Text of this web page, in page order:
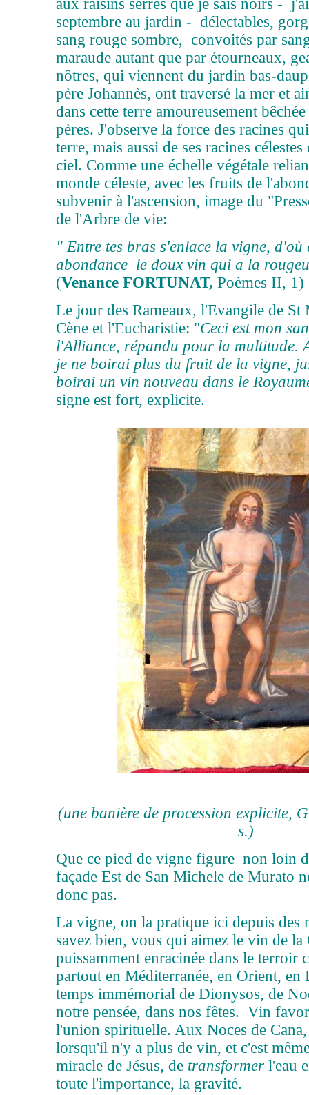
aux raisins serrés que je sais noirs -
septembre au jardin - délectables,
sang rouge sombre, convoités par
maraude autant que par étourneaux,
nôtres, qui viennent du jardin bas-
père Johannès, ont traversé la mer et
dans cette terre amoureusement
pères. J'observe la force des racines
terre, mais aussi de ses racines
ciel. Comme une échelle végétale
monde céleste, avec les fruits de
subvenir à l'ascension, image du
de l'Arbre de vie:
" Entre tes bras s'enlace la vigne,
abondance le doux vin qui a la
(Venance FORTUNAT, Poèmes II, 1)
Le jour des Rameaux, l'Evangile de St
Cène et l'Eucharistie: "Ceci est mon
l'Alliance, répandu pour la multitude.
je ne boirai plus du fruit de la vigne,
boirai un vin nouveau dans le
signe est fort, explicite.
(une banière de procession explicite,
s.)
Que ce pied de vigne figure non loin
façade Est de San Michele de Murato
donc pas.
La vigne, on la pratique ici depuis des
savez bien, vous qui aimez le vin de
puissamment enracinée dans le terroir
partout en Méditerranée, en Orient, en
temps immémorial de Dionysos, de
notre pensée, dans nos fêtes. Vin
l'union spirituelle. Aux Noces de
lorsqu'il n'y a plus de vin, et c'est
miracle de Jésus, de transformer l'eau
toute l'importance, la gravité.